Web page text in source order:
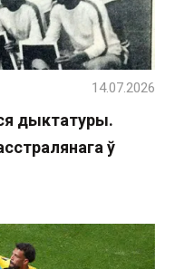
дыктатуры.
ў
14.07.2026